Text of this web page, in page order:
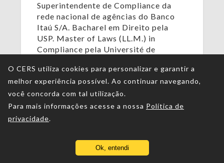
Superintendente de Compliance da
rede nacional de agências do Banco
Itaú S/A. Bacharel em Direito pela
USP. Master of Laws (LL.M.) in
Compliance pela Université de
pela UnB. Especialista em Direito
Empresarial pela PUC-SP. Instrutor
credenciado da Escola da AGU.
Coautor do livro “Compliance
Bancário. Um Manual
O CERS utiliza cookies para personalizar e garantir a
melhor experiência possível. Ao continuar navegando,
você concorda com tal utilização.
Para mais informações acesse a nossa Política de
privacidade.
Ok, entendi